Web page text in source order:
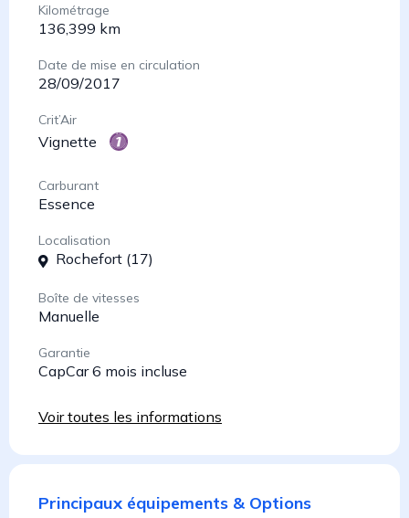
Kilométrage
136,399 km
Date de mise en circulation
28/09/2017
Crit’Air
Vignette
Carburant
Essence
Localisation
Rochefort (17)
Boîte de vitesses
Manuelle
Garantie
CapCar 6 mois incluse
Voir toutes les informations
Principaux équipements & Options